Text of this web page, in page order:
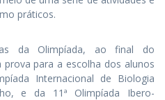
práticos.
da Olimpíada, ao final do
para a escolha dos alunos
Internacional de Biologia
e da 11ª Olimpíada Ibero-